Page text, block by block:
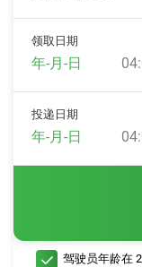
领取日期
投递日期
驾驶员年龄在